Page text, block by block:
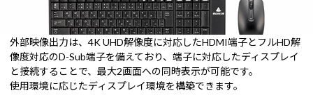
外部映像出力は、4K UHD解像度に対応したHDMI端子とフルHD解
像度対応のD-Sub端子を備えており、端子に対応したディスプレイ
と接続することで、最大2画面への同時表示が可能です。
使用環境に応じたディスプレイ環境を構築できます。